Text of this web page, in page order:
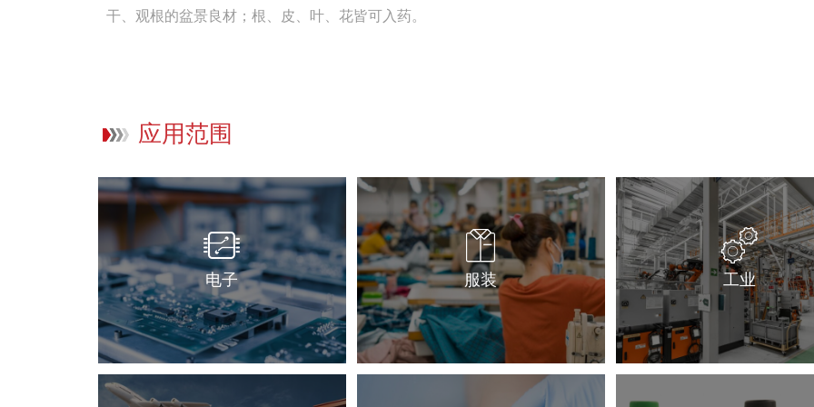
干、观根的盆景良材；根、皮、叶、花皆可入药。
应用范围
电子 服装 工业